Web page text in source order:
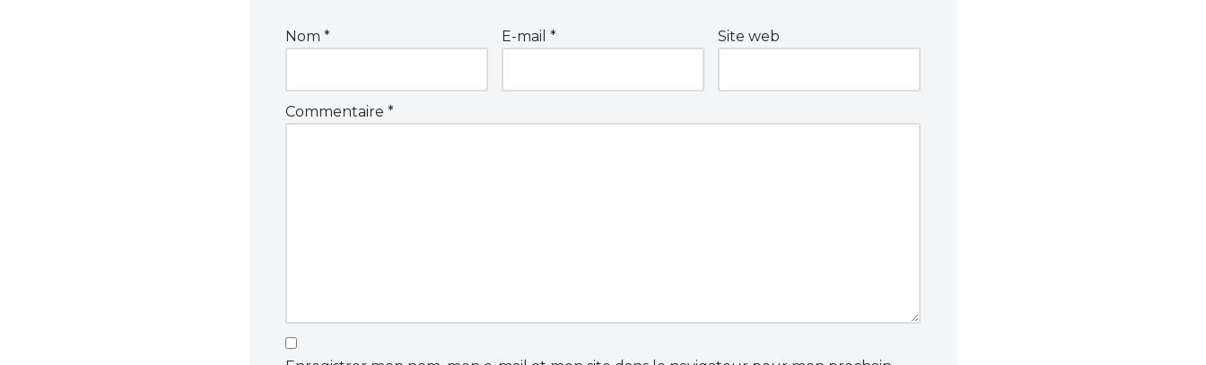
Nom * E-mail * Site web
Commentaire *